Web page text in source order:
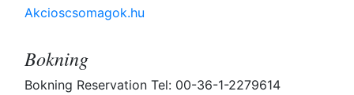
Akcioscsomagok.hu
Bokning
Bokning Reservation Tel: 00-36-1-2279614